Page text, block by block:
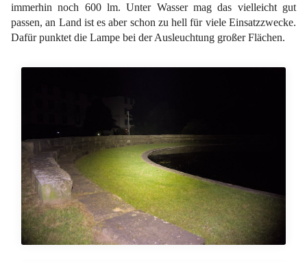
immerhin noch 600 lm. Unter Wasser mag das vielleicht gut
passen, an Land ist es aber schon zu hell für viele Einsatzzwecke.
Dafür punktet die Lampe bei der Ausleuchtung großer Flächen.